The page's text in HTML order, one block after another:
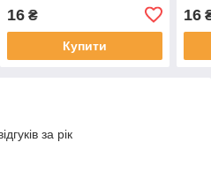
16₴
Купити
16
за рік